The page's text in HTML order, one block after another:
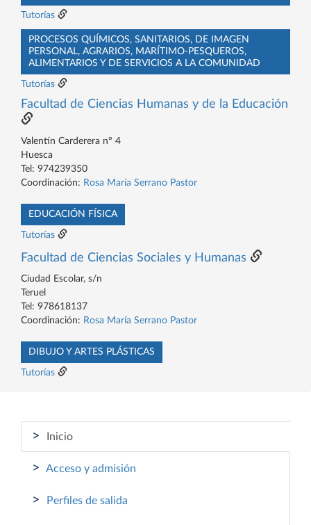
Tutorías
PROCESOS QUÍMICOS, SANITARIOS, DE IMAGEN
PERSONAL, AGRARIOS, MARÍTIMO-PESQUEROS,
ALIMENTARIOS Y DE SERVICIOS A LA COMUNIDAD
Tutorías
Facultad de Ciencias Humanas y de la Educación
Valentín Carderera nº 4
Huesca
Tel: 974239350
Coordinación: Rosa María Serrano Pastor
EDUCACIÓN FÍSICA
Tutorías
Facultad de Ciencias Sociales y Humanas
Ciudad Escolar, s/n
Teruel
Tel: 978618137
Coordinación: Rosa María Serrano Pastor
DIBUJO Y ARTES PLÁSTICAS
Tutorías
> Inicio
> Acceso y admisión
> Perfiles de salida